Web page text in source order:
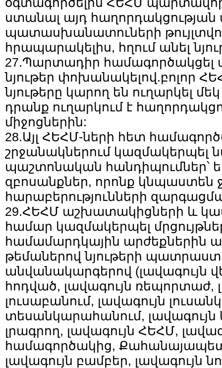
ստանալ այդ հաղորդակցության
պատասխանատուների
հրապարակելիս, հղում անել
27.Պարտադիր համագործակցել
նյութեր փոխանակելով.բոլոր
նյութերը կարող են ուղարկել
դրանք ուղարկում է
միջոցներին:
28.Այլ ՀԵՀՄ-ների հետ
շրջանակներում կազմակերպել
պաշտոնական հանդիպումներ՝
զբոսանքներ, որոնք կնպաստեն
հարաբերությունների
29.ՀԵՀՄ աշխատակիցների և
համար կազմակերպել
համամարդկային արժեքներին
թեմաներով նյութերի
անվանակարգերով (լավագույն
հոդված, լավագույն ռեպորտաժ,
լուսաբանում, լավագույն
տեսանկարահանում, լավագույն
լրագրող, լավագույն ՀԵՀՄ,
համագործակից,
լավագույն բամբեր, լավագույն